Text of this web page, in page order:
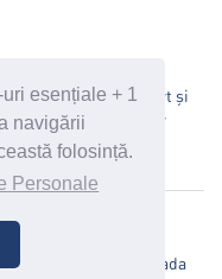
esențiale + 1
navigării
folosință.
Personale
Condiții
Transport și
Politica de retur
RC J 15/685/2016, Strada